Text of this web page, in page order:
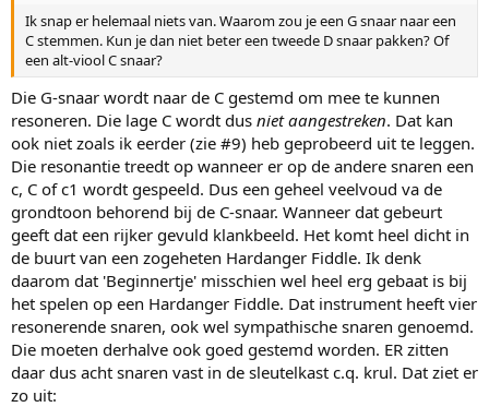
Ik snap er helemaal niets van. Waarom zou je een G snaar naar een
C stemmen. Kun je dan niet beter een tweede D snaar pakken? Of
een alt-viool C snaar?
Die G-snaar wordt naar de C gestemd om mee te kunnen
resoneren. Die lage C wordt dus niet aangestreken. Dat kan
ook niet zoals ik eerder (zie #9) heb geprobeerd uit te leggen.
Die resonantie treedt op wanneer er op de andere snaren een
c, C of c1 wordt gespeeld. Dus een geheel veelvoud va de
grondtoon behorend bij de C-snaar. Wanneer dat gebeurt
geeft dat een rijker gevuld klankbeeld. Het komt heel dicht in
de buurt van een zogeheten Hardanger Fiddle. Ik denk
daarom dat 'Beginnertje' misschien wel heel erg gebaat is bij
het spelen op een Hardanger Fiddle. Dat instrument heeft vier
resonerende snaren, ook wel sympathische snaren genoemd.
Die moeten derhalve ook goed gestemd worden. ER zitten
daar dus acht snaren vast in de sleutelkast c.q. krul. Dat ziet er
zo uit: